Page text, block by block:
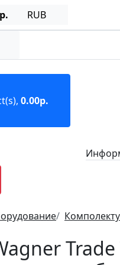
р. RUB
0.00р.